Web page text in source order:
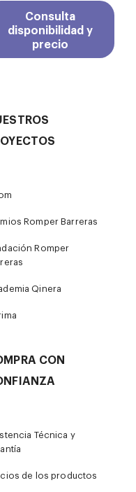
Consulta
disponibilidad y
precio
Romper Barreras
Romper
Qinera
CON
Técnica y
de los productos